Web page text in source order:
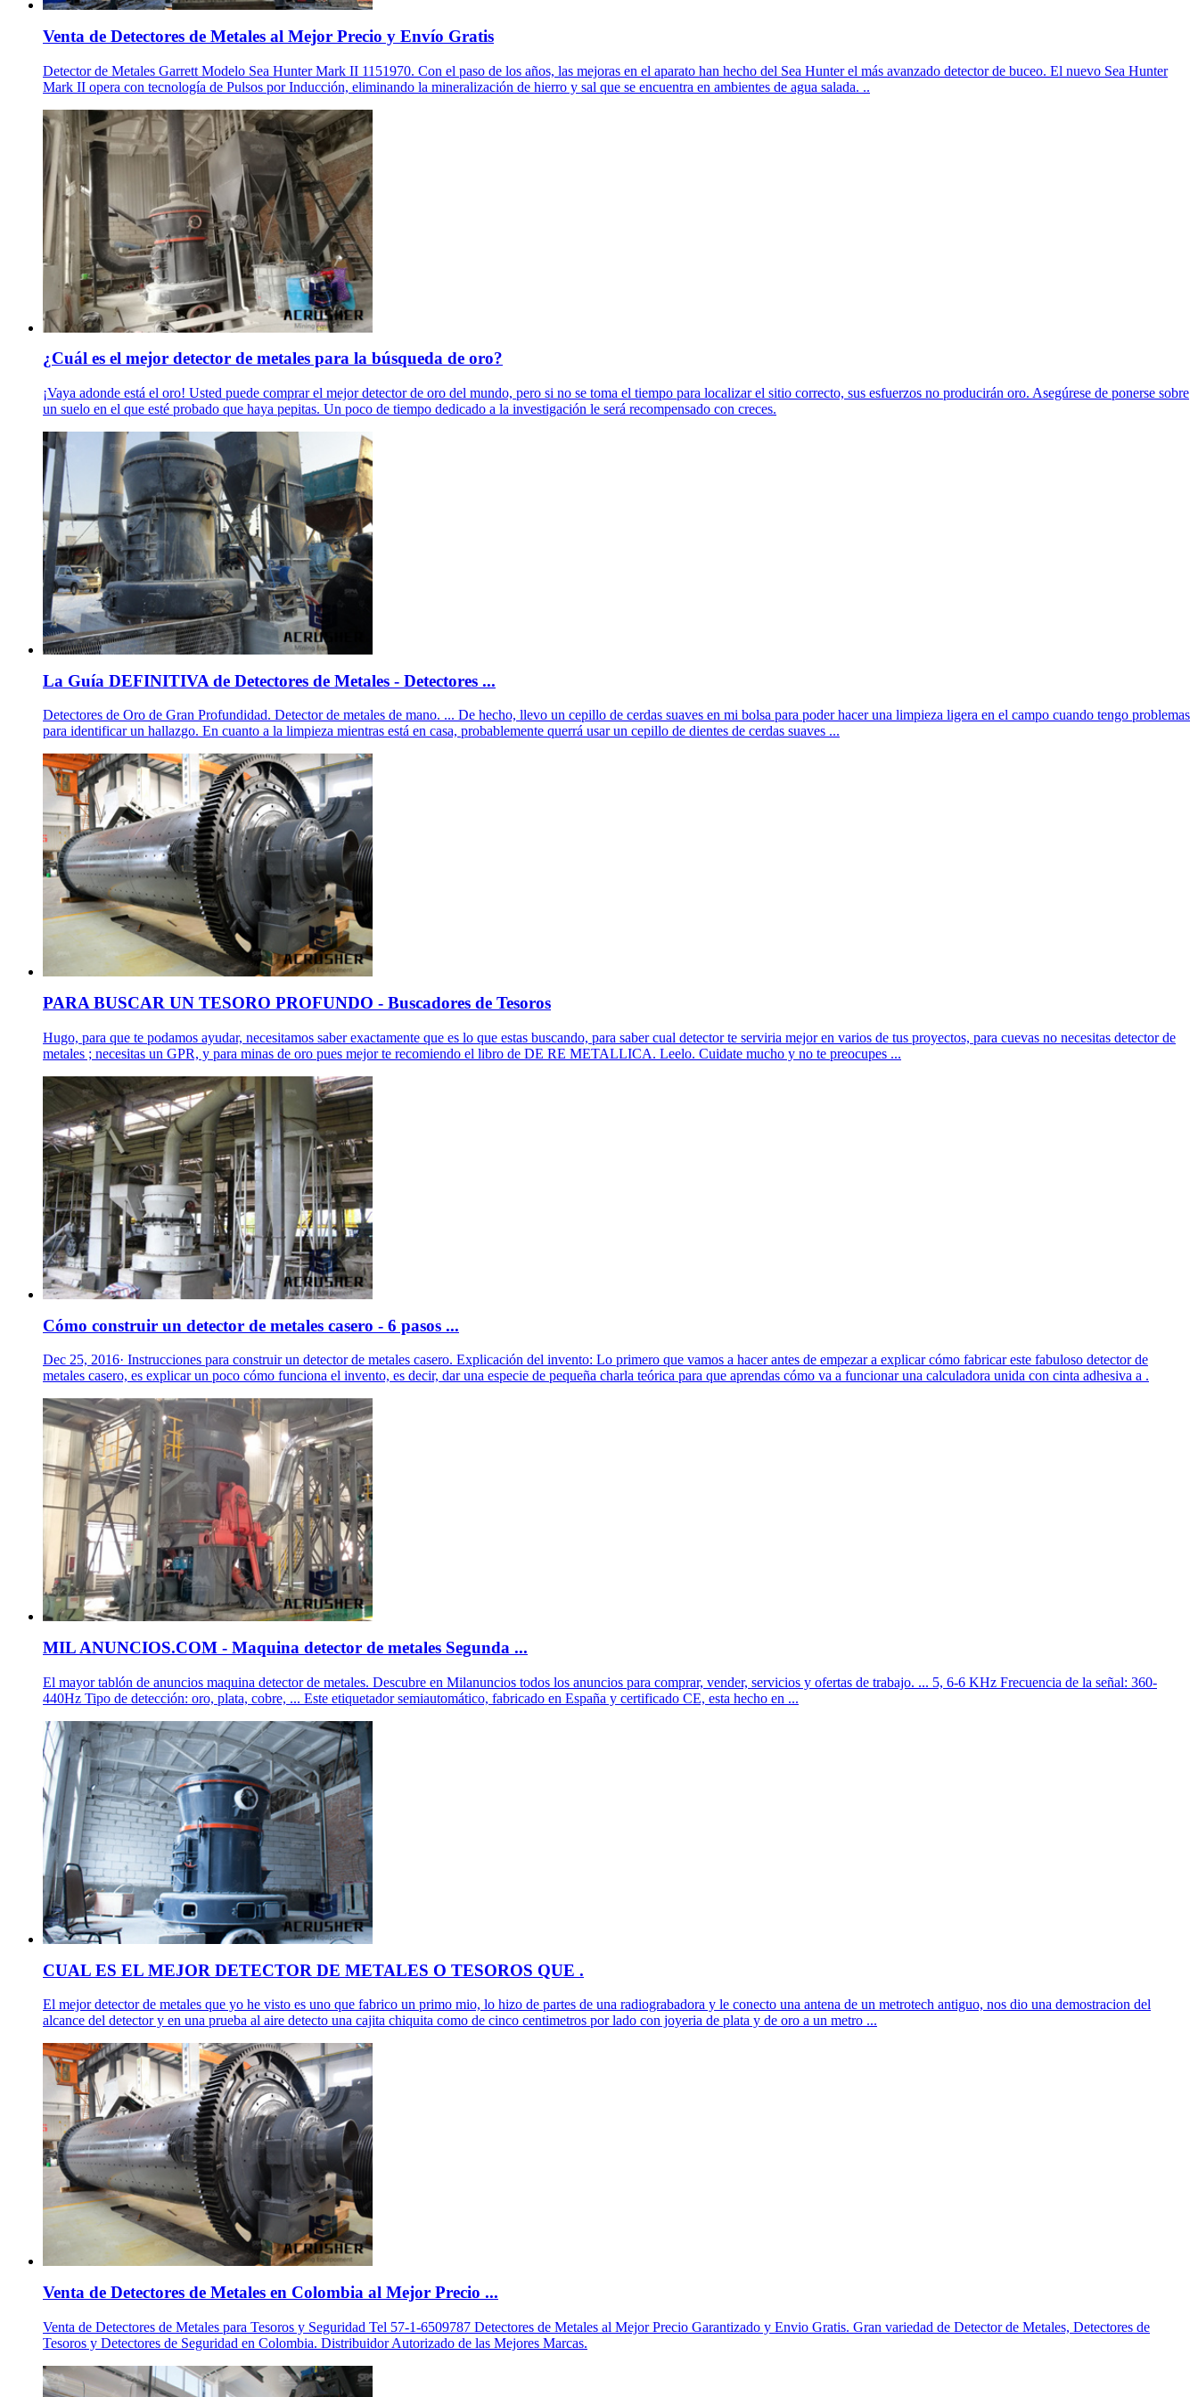
Venta de Detectores de Metales al Mejor Precio y Envío Gratis
Detector de Metales Garrett Modelo Sea Hunter Mark II 1151970. Con el paso de los años, las mejoras en el aparato han hecho del Sea Hunter el más avanzado detector de buceo. El nuevo Sea Hunter
Mark II opera con tecnología de Pulsos por Inducción, eliminando la mineralización de hierro y sal que se encuentra en ambientes de agua salada. ..
¿Cuál es el mejor detector de metales para la búsqueda de oro?
¡Vaya adonde está el oro! Usted puede comprar el mejor detector de oro del mundo, pero si no se toma el tiempo para localizar el sitio correcto, sus esfuerzos no producirán oro. Asegúrese de ponerse sobre
un suelo en el que esté probado que haya pepitas. Un poco de tiempo dedicado a la investigación le será recompensado con creces.
La Guía DEFINITIVA de Detectores de Metales - Detectores ...
Detectores de Oro de Gran Profundidad. Detector de metales de mano. ... De hecho, llevo un cepillo de cerdas suaves en mi bolsa para poder hacer una limpieza ligera en el campo cuando tengo problemas
para identificar un hallazgo. En cuanto a la limpieza mientras está en casa, probablemente querrá usar un cepillo de dientes de cerdas suaves ...
PARA BUSCAR UN TESORO PROFUNDO - Buscadores de Tesoros
Hugo, para que te podamos ayudar, necesitamos saber exactamente que es lo que estas buscando, para saber cual detector te serviria mejor en varios de tus proyectos, para cuevas no necesitas detector de
metales ; necesitas un GPR, y para minas de oro pues mejor te recomiendo el libro de DE RE METALLICA. Leelo. Cuidate mucho y no te preocupes ...
Cómo construir un detector de metales casero - 6 pasos ...
Dec 25, 2016· Instrucciones para construir un detector de metales casero. Explicación del invento: Lo primero que vamos a hacer antes de empezar a explicar cómo fabricar este fabuloso detector de
metales casero, es explicar un poco cómo funciona el invento, es decir, dar una especie de pequeña charla teórica para que aprendas cómo va a funcionar una calculadora unida con cinta adhesiva a .
MIL ANUNCIOS.COM - Maquina detector de metales Segunda ...
El mayor tablón de anuncios maquina detector de metales. Descubre en Milanuncios todos los anuncios para comprar, vender, servicios y ofertas de trabajo. ... 5, 6-6 KHz Frecuencia de la señal: 360-
440Hz Tipo de detección: oro, plata, cobre, ... Este etiquetador semiautomático, fabricado en España y certificado CE, esta hecho en ...
CUAL ES EL MEJOR DETECTOR DE METALES O TESOROS QUE .
El mejor detector de metales que yo he visto es uno que fabrico un primo mio, lo hizo de partes de una radiograbadora y le conecto una antena de un metrotech antiguo, nos dio una demostracion del
alcance del detector y en una prueba al aire detecto una cajita chiquita como de cinco centimetros por lado con joyeria de plata y de oro a un metro ...
Venta de Detectores de Metales en Colombia al Mejor Precio ...
Venta de Detectores de Metales para Tesoros y Seguridad Tel 57-1-6509787 Detectores de Metales al Mejor Precio Garantizado y Envio Gratis. Gran variedad de Detector de Metales, Detectores de
Tesoros y Detectores de Seguridad en Colombia. Distribuidor Autorizado de las Mejores Marcas.